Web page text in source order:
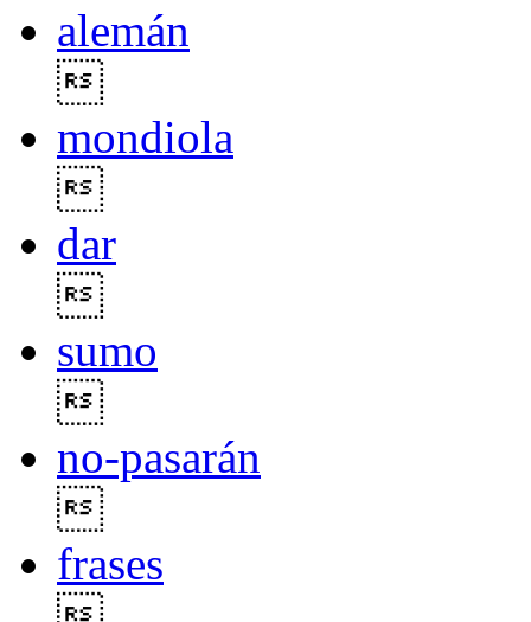
alemán
mondiola
dar
sumo
no-pasarán
frases